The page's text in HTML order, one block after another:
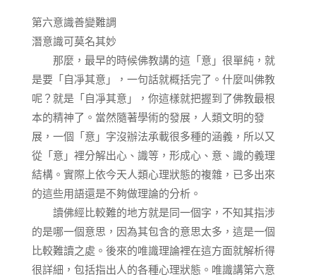
第六意識善變難調
潛意識可莫名其妙
那麼，最早的時候佛教講的這「意」很單純，就
是要「自凈其意」，一句話就概括完了。什麼叫佛教
呢？就是「自凈其意」，你這樣就把握到了佛教最根
本的精神了。當然隨著學術的發展，人類文明的發
展，一個「意」字沒辦法承載很多種的涵義，所以又
從「意」裡分解出心、識等，形成心、意、識的義理
結構。實際上依今天人類心理狀態的複雜，已多出來
的這些用語還是不夠做理論的分析。
讀佛經比較難的地方就是同一個字，不知其指涉
的是哪一個意思，因為其包含的意思太多，這是一個
比較難讀之處。後來的唯識理論裡在這方面就解析得
很詳細，包括指出人的各種心理狀態。唯識講第六意